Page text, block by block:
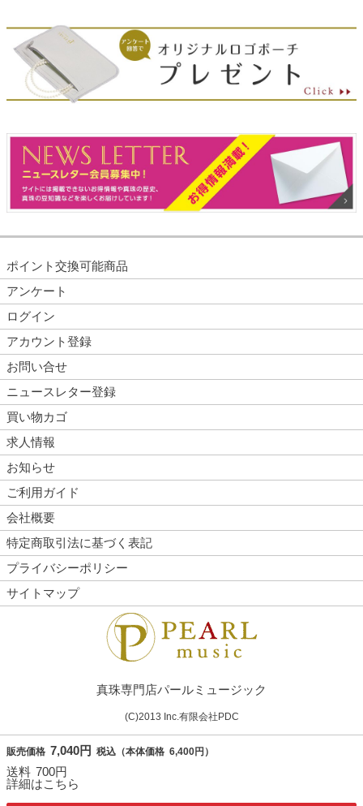
販売価格 7,040円 税込 （本体価格 6,400円）
送料 700円
詳細はこちら
ポイント交換可能商品
アンケート
ログイン
アカウント登録
お問い合せ
ニュースレター登録
買い物カゴ
求人情報
お知らせ
ご利用ガイド
会社概要
特定商取引法に基づく表記
プライバシーポリシー
サイトマップ
真珠専門店パールミュージック
(C)2013 Inc.有限会社PDC